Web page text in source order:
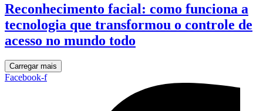
Reconhecimento facial: como funciona a
tecnologia que transformou o controle de
acesso no mundo todo
Carregar mais
Facebook-f